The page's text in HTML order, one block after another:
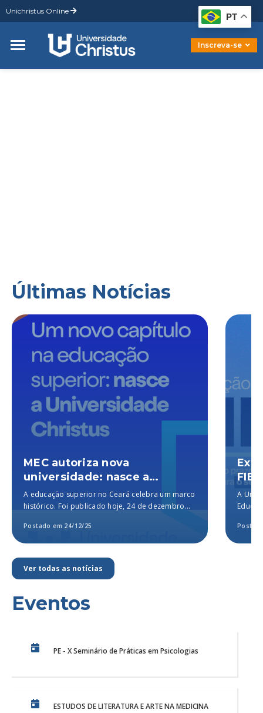
Unichristus Online
Inscreva-se
Graduação
Pós-Graduação
Mestrado
Doutorado
Últimas Notícias
MEC autoriza nova
universidade: nasce a
Universidade Christus, a
melhor particular do Brasil,
A educação superior no Ceará celebra um marco
histórico. Foi publicado hoje, 24 de dezembro...
Postado em 24/12/25
FIES
A
Ver todas as notícias
Eventos
PE - X Seminário de Práticas em Psicologias
ESTUDOS DE LITERATURA E ARTE NA MEDICINA
PT